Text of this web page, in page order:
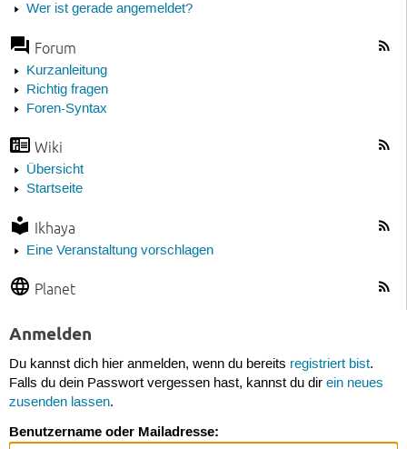
Wer ist gerade angemeldet?
Forum
Kurzanleitung
Richtig fragen
Foren-Syntax
Wiki
Übersicht
Startseite
Ikhaya
Eine Veranstaltung vorschlagen
Planet
Anmelden
Du kannst dich hier anmelden, wenn du bereits registriert bist.
Falls du dein Passwort vergessen hast, kannst du dir ein neues
zusenden lassen.
Benutzername oder Mailadresse: